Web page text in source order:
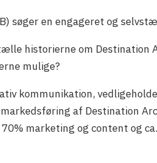
søger en engageret og
historierne om Destination
mulige?
kommunikation,
af Destination
marketing og content og